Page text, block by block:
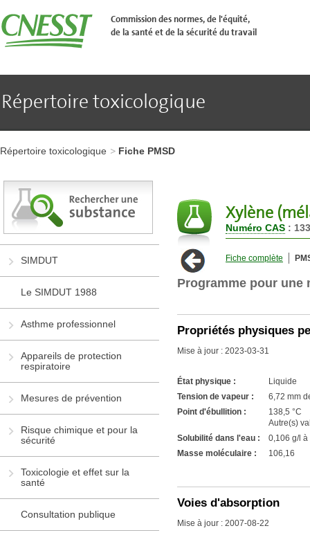
�
l'en-
t�te
de
au
principal
Aller
page
Commission des normes, de l'équité,
de la santé et de la sécurité du travail
Répertoire toxicologique
à
l'en-
de
page
Aller
au
Aller
au
pied
Répertoire toxicologique Fiche PMSD
SIMDUT
Le SIMDUT 1988
Asthme professionnel
Appareils de protection
respiratoire
Mesures de prévention
Risque chimique et pour la
sécurité
Toxicologie et effet sur la
santé
Consultation publique
Xylène
Numéro CAS :
Fiche complète
Programme pour une
Propriétés physiques
Mise à jour : 2023-03-31
État physique :
Liquide
Tension de vapeur :
6,72 mm
Point d'ébullition :
138,5 °C
Autre(s)
Solubilité dans l'eau :
0,106 g/l à
Masse moléculaire :
106,16
Voies d'absorption
Mise à jour : 2007-08-22